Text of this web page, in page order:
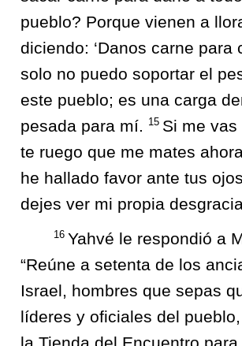
pueblo? Porque vienen a
diciendo: ‘Danos carne para
solo no puedo soportar el
este pueblo; es una carga
pesada para mí.
15 Si me vas
te ruego que me mates
he hallado favor ante tus
dejes ver mi propia
16 Yahvé le respondió a
“Reúne a setenta de los
Israel, hombres que sepas
líderes y oficiales del